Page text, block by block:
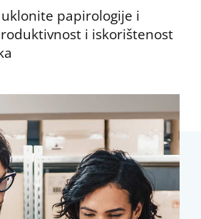
papirologije i
i iskorištenost